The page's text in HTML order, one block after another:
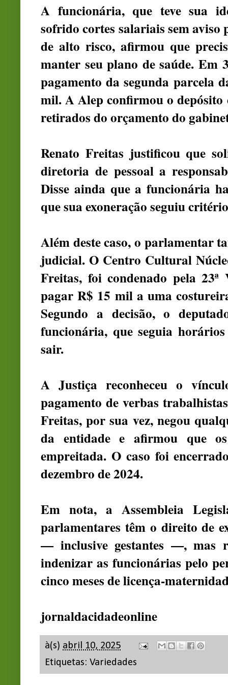
A funcionária, que teve sua
sofrido cortes salariais sem
de alto risco, afirmou que
manter seu plano de saúde.
pagamento da segunda parcela
mil. A Alep confirmou o
retirados do orçamento do
Renato Freitas justificou que
diretoria de pessoal a
Disse ainda que a funcionária
que sua exoneração seguiu
Além deste caso, o parlamentar
judicial. O Centro Cultural
Freitas, foi condenado pela
pagar R$ 15 mil a uma
Segundo a decisão, o
funcionária, que seguia
sair.
A Justiça reconheceu o
pagamento de verbas
Freitas, por sua vez, negou
da entidade e afirmou que
empreitada. O caso foi
dezembro de 2024.
Em nota, a Assembleia
parlamentares têm o direito de
— inclusive gestantes —, mas
indenizar as funcionárias pelo
cinco meses de licença-
jornaldacidadeonline
à(s) abril 10, 2025
Etiquetas: Variedades